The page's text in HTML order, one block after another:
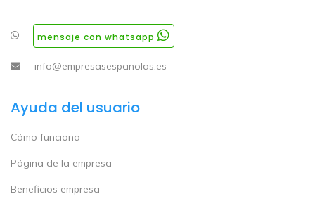
mensaje con whatsapp
info@empresasespanolas.es
Ayuda del usuario
Cómo funciona
Página de la empresa
Beneficios empresa